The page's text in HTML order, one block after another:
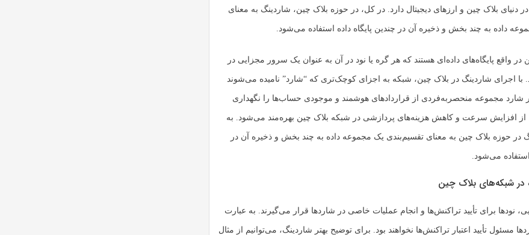
دنیای بلاک چین و ارزهای دیجیتال دارد. در کل، در حوزه بلاک چین، شاردینگ به معنای
داده به چند بخش و ذخیره آن در چندین پایگاه داده استفاده می‌شود.
در واقع پایگاه‌های داده‌ای هستند که هر گره یا نود در آن به عنوان یک سرور مجزایی در
اجرای شاردینگ در بلاک چین، شبکه به اجزای کوچک‌تری که “شارد” نامیده می‌شوند
مجموعه منحصربه‌فردی از قراردادهای هوشمند و موجودی حساب‌ها را نگهداری
از افزایش سرعت و کاهش هزینه‌های پردازشی در شبکه بلاک چین بهره‌مند می‌شود. به
در حوزه بلاک چین به معنای تقسیم‌بندی یک مجموعه داده به چند بخش و ذخیره آن در
استفاده می‌شود.
در شبکه‌های بلاک چین
نودها برای تأیید تراکنش‌ها و انجام عملیات خاصی در شاردها قرار می‌گیرند. به عبارت
مسئول تأیید اعتبار تراکنش‌ها نخواهند بود. برای توضیح بهتر شاردینگ، می‌توانیم از مثال